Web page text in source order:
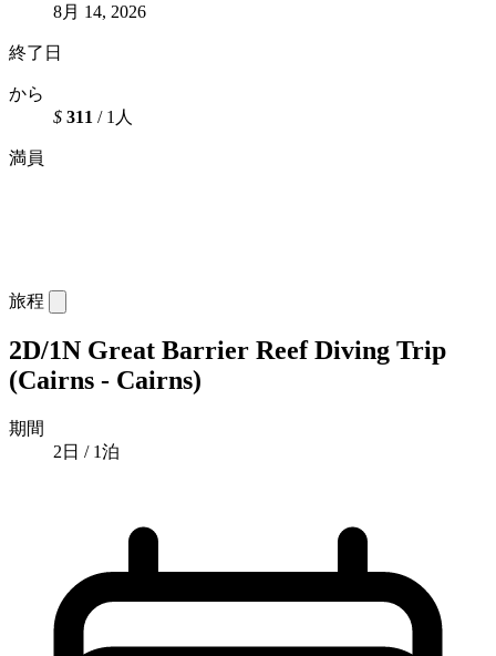
8月 14, 2026
終了日
から
$ 311 / 1人
満員
旅程
2D/1N Great Barrier Reef Diving Trip
(Cairns - Cairns)
期間
2日 / 1泊